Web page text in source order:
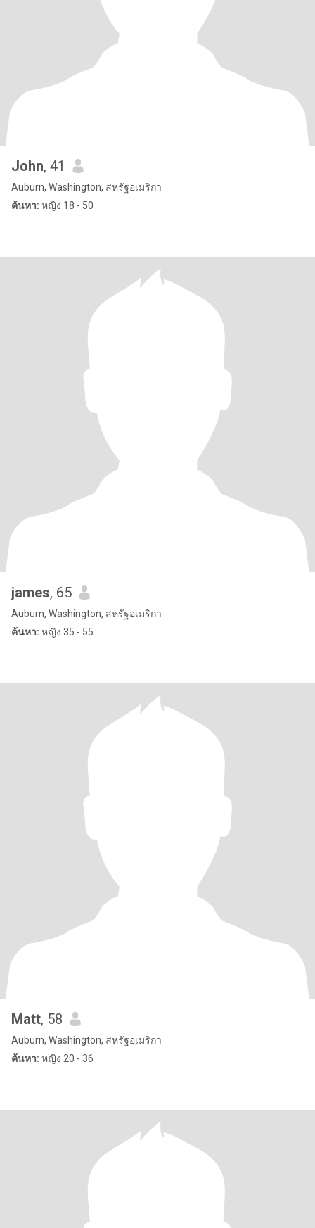
John, 41
Auburn, Washington, สหรัฐอเมริกา
ค้นหา: หญิง 18 - 50
james, 65
Auburn, Washington, สหรัฐอเมริกา
ค้นหา: หญิง 35 - 55
Matt, 58
Auburn, Washington, สหรัฐอเมริกา
ค้นหา: หญิง 20 - 36